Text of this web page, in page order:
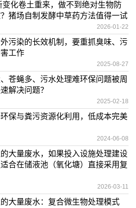
化卷土重来，做不到绝对生物防
猪场自制发酵中草药方法值得一试
2026-01-22
污染的长效机制，要重抓臭味、污
工作
2025-08-27
苍蝇多、污水处理难环保问题被周
解决问题？
2025-02-18
保与粪污资源化利用，低成本完美
2024-06-08
大量废水，如果投入设施处理建设
合在储液池（氧化塘）直接采用复
2026-03-11
大量废水：复合微生物处理模式